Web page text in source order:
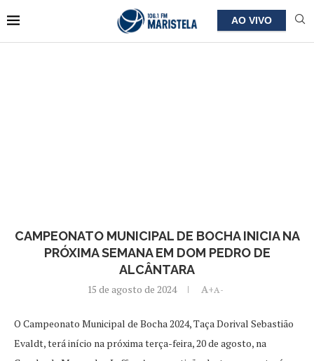
AO VIVO
CAMPEONATO MUNICIPAL DE BOCHA INICIA NA
PRÓXIMA SEMANA EM DOM PEDRO DE
ALCÂNTARA
15 de agosto de 2024 A+A-
O Campeonato Municipal de Bocha 2024, Taça Dorival Sebastião
Evaldt, terá início na próxima terça-feira, 20 de agosto, na